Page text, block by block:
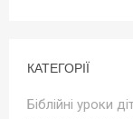
КАТЕГОРІЇ
Біблійні уроки